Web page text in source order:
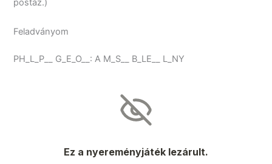
postáz.)
Feladványom
PH_L_P__ G_E_O__: A M_S__ B_LE__ L_NY